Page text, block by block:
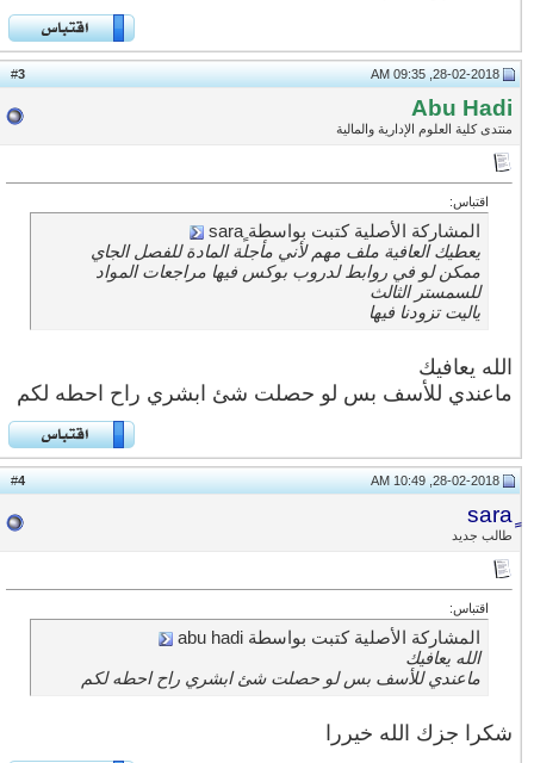
Abu Hadi
منتدى كلية العلوم الإدارية والمالية
اقتباس:
المشاركة الأصلية كتبت بواسطة ٍsara
يعطيك العافية ملف مهم لأني مأجلة المادة للفصل الجاي
ممكن لو في روابط لدروب بوكس فيها مراجعات المواد
للسمستر الثالث
ياليت تزودنا فيها
الله يعافيك
ماعندي للأسف بس لو حصلت شئ ابشري راح احطه لكم
طالب جديد
اقتباس:
المشاركة الأصلية كتبت بواسطة abu hadi
الله يعافيك
ماعندي للأسف بس لو حصلت شئ ابشري راح احطه لكم
شكرا جزك الله خيررا